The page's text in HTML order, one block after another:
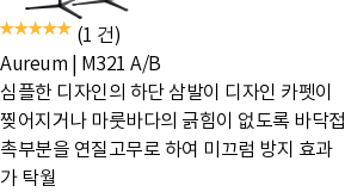
(1 건)
Aureum
M321 A/B
심플한 디자인의 하단 삼발이 디자인 카펫이
찢어지거나 마룻바다의 긁힘이 없도록 바닥접
촉부분을 연질고무로 하여 미끄럼 방지 효과
가 탁월